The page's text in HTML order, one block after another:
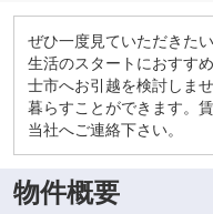
ぜひ一度見ていただきた
生活のスタートにおすす
士市へお引越を検討しま
暮らすことができます。
当社へご連絡下さい。
物件概要